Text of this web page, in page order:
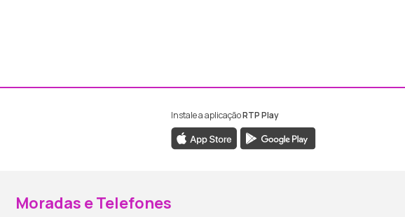
ao Facebook da RTP Madeira
ao Instagram da RTP Madeira
Instale a aplicaçãoRTP Play
Moradas e Telefones